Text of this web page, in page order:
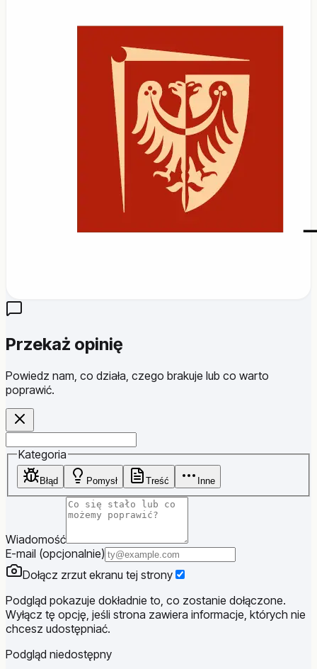
Przekaż opinię
Powiedz nam, co działa, czego brakuje lub co warto
poprawić.
Website
Kategoria
Błąd Pomysł Treść Inne
Wiadomość
E-mail (opcjonalnie)
Dołącz zrzut ekranu tej strony
Podgląd pokazuje dokładnie to, co zostanie dołączone.
Wyłącz tę opcję, jeśli strona zawiera informacje, których nie
chcesz udostępniać.
Podgląd niedostępny